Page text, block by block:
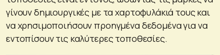
γίνουν δημιουργικές με τα χαρτοφυλάκιά τους και
να χρησιμοποιήσουν προηγμένα δεδομένα για να
εντοπίσουν τις καλύτερες τοποθεσίες.